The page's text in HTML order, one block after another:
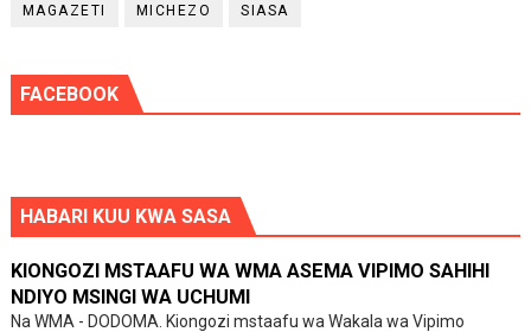
MAGAZETI MICHEZO SIASA
FACEBOOK
HABARI KUU KWA SASA
KIONGOZI MSTAAFU WA WMA ASEMA VIPIMO SAHIHI
NDIYO MSINGI WA UCHUMI
Na WMA - DODOMA. Kiongozi mstaafu wa Wakala wa Vipimo